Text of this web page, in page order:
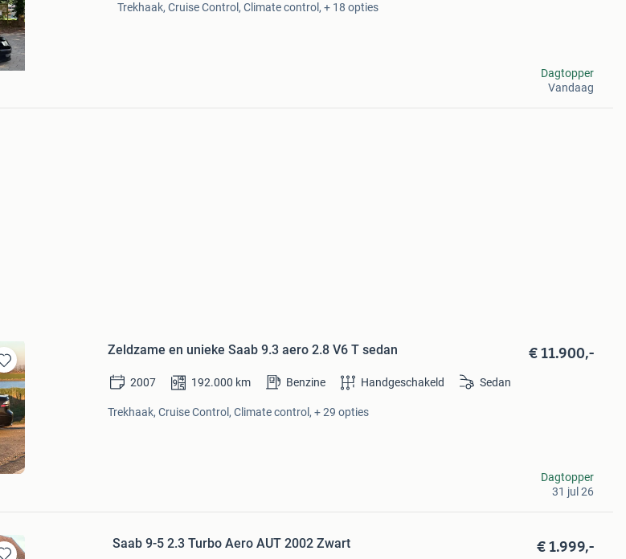
Trekhaak, Cruise Control, Climate control, + 18 opties
Dagtopper
Vandaag
Zeldzame en unieke Saab 9.3 aero 2.8 V6 T sedan € 11.900,-
2007 192.000 km Benzine Handgeschakeld Sedan
Trekhaak, Cruise Control, Climate control, + 29 opties
Dagtopper
31 jul 26
Saab 9-5 2.3 Turbo Aero AUT 2002 Zwart € 1.999,-